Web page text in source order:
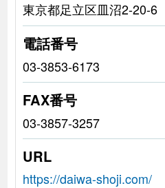
東京都足立区皿沼2-20-6
電話番号
03-3853-6173
FAX番号
03-3857-3257
URL
https://daiwa-shoji.com/